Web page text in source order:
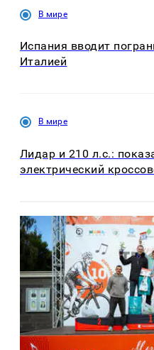
В мире
Испания вводит
Италией
В мире
Лидар и 210 л.с.:
электрический